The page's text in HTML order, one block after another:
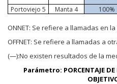
Portoviejo 5
Manta 4 100%
ONNET: Se refiere a llamadas en la
OFFNET: Se refiere a llamadas a
(—):No existen resultados de la
Parámetro: PORCENTAJE